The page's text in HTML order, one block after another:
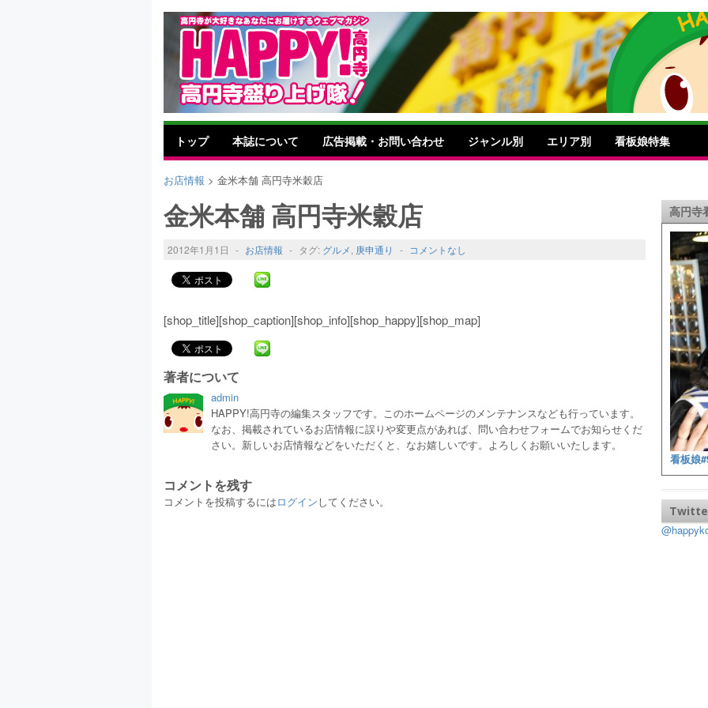
トップ 本誌について 広告掲載・お問い合わせ ジャンル別 エリア別 看板娘特集
お店情報 > 金米本舗 高円寺米穀店
金米本舗 高円寺米穀店
2012年1月1日 - お店情報 - タグ: グルメ, 庚申通り - コメントなし
[shop_title][shop_caption][shop_info][shop_happy][shop_map]
著者について
admin
HAPPY!高円寺の編集スタッフです。このホームページのメンテナンスなども行っています。
なお、掲載されているお店情報に誤りや変更点があれば、問い合わせフォームでお知らせくだ
さい。新しいお店情報などをいただくと、なお嬉しいです。よろしくお願いいたします。
コメントを残す
コメントを投稿するにはログインしてください。
高円寺
看板娘